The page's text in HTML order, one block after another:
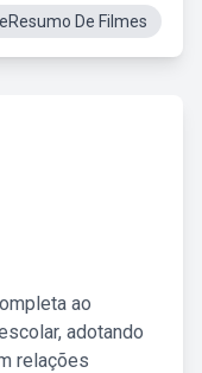
De Filmes
ao
adotando
relações